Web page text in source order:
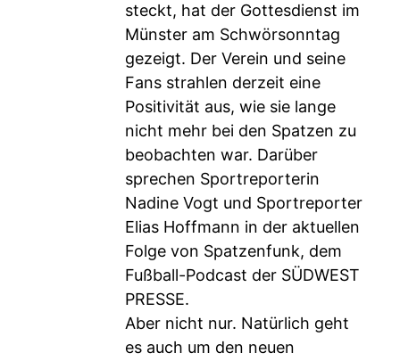
steckt, hat der Gottesdienst im
Münster am Schwörsonntag
gezeigt. Der Verein und seine
Fans strahlen derzeit eine
Positivität aus, wie sie lange
nicht mehr bei den Spatzen zu
beobachten war. Darüber
sprechen Sportreporterin
Nadine Vogt und Sportreporter
Elias Hoffmann in der aktuellen
Folge von Spatzenfunk, dem
Fußball-Podcast der SÜDWEST
PRESSE.
Aber nicht nur. Natürlich geht
es auch um den neuen